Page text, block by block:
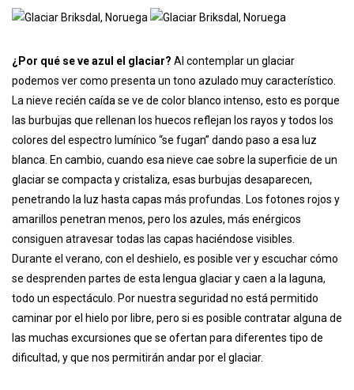
¿Por qué se ve azul el glaciar? Al contemplar un glaciar
podemos ver como presenta un tono azulado muy característico.
La nieve recién caída se ve de color blanco intenso, esto es porque
las burbujas que rellenan los huecos reflejan los rayos y todos los
colores del espectro lumínico “se fugan” dando paso a esa luz
blanca. En cambio, cuando esa nieve cae sobre la superficie de un
glaciar se compacta y cristaliza, esas burbujas desaparecen,
penetrando la luz hasta capas más profundas. Los fotones rojos y
amarillos penetran menos, pero los azules, más enérgicos
consiguen atravesar todas las capas haciéndose visibles.
Durante el verano, con el deshielo, es posible ver y escuchar cómo
se desprenden partes de esta lengua glaciar y caen a la laguna,
todo un espectáculo. Por nuestra seguridad no está permitido
caminar por el hielo por libre, pero si es posible contratar alguna de
las muchas excursiones que se ofertan para diferentes tipo de
dificultad, y que nos permitirán andar por el glaciar.